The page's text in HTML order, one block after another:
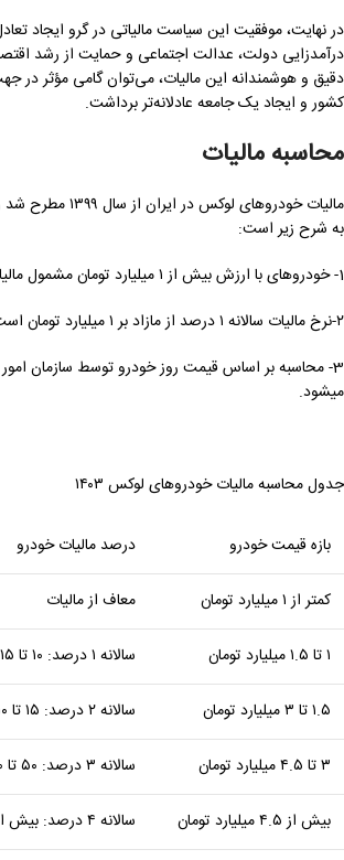
در نهایت، موفقیت این سیاست مالیاتی در گرو ایجاد
درآمدزایی دولت، عدالت اجتماعی و حمایت از رشد
دقیق و هوشمندانه این مالیات، می‌توان گامی مؤثر در
کشور و ایجاد یک جامعه عادلانه‌تر برداشت.
محاسبه مالیات
به شرح زیر است:
1- خودروهای با ارزش بیش از ۱ میلیارد تومان مشمول مالیات میشوند.
۲-نرخ مالیات سالانه ۱ درصد از مازاد بر ۱ میلیارد تومان است.
3- محاسبه بر اساس قیمت روز خودرو توسط سازمان امور
میشود.
جدول محاسبه مالیات خودروهای لوکس ۱۴۰۳
بازه قیمت خودرو درصد مالیات خودرو
کمتر از ۱ میلیارد تومان معاف از مالیات
۱ تا ۱.۵ میلیارد تومان سالانه ۱ درصد: ۱۰ تا ۱۵ میلیون تومان
۱.۵ تا ۳ میلیارد تومان سالانه ۲ درصد: ۱۵ تا ۵۰ میلیون تومان
۳ تا ۴.۵ میلیارد تومان سالانه ۳ درصد: ۵۰ تا ۱۸۰ میلیون تومان
بیش از ۴.۵ میلیارد تومان سالانه ۴ درصد: بیش از ۲۰۰ میلیون تومان